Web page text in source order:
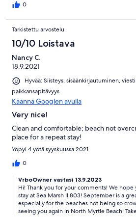
0
Tarkistettu arvostelu
10/10 Loistava
Nancy C.
18.9.2021
Hyvää: Siisteys, sisäänkirjautuminen,
paikkansapitävyys
Käännä Googlen avulla
Very nice!
Clean and comfortable; beach not
place for a repeat stay!
Yöpyi 4 yötä syyskuussa 2021
0
VrboOwner vastasi 13.9.2023
Hi! Thank you for your comments! We
stay at Sea Marsh II 803! September is a
especially for the beaches not being so
seeing you again in North Myrtle Beach!